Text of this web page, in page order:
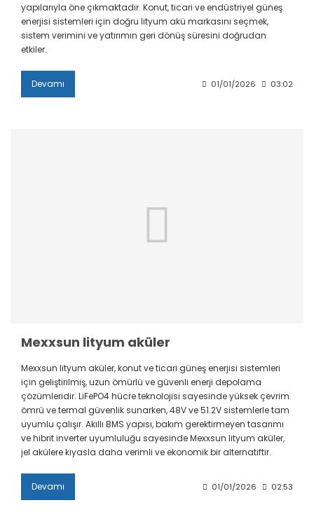
yapılarıyla öne çıkmaktadır. Konut, ticari ve endüstriyel güneş
enerjisi sistemleri için doğru lityum akü markasını seçmek,
sistem verimini ve yatırımın geri dönüş süresini doğrudan
etkiler.
Devamı 01/01/2026 03:02
Mexxsun lityum aküler
Mexxsun lityum aküler, konut ve ticari güneş enerjisi sistemleri
için geliştirilmiş, uzun ömürlü ve güvenli enerji depolama
çözümleridir. LiFePO4 hücre teknolojisi sayesinde yüksek çevrim
ömrü ve termal güvenlik sunarken, 48V ve 51.2V sistemlerle tam
uyumlu çalışır. Akıllı BMS yapısı, bakım gerektirmeyen tasarımı
ve hibrit inverter uyumluluğu sayesinde Mexxsun lityum aküler,
jel akülere kıyasla daha verimli ve ekonomik bir alternatiftir.
Devamı 01/01/2026 02:53